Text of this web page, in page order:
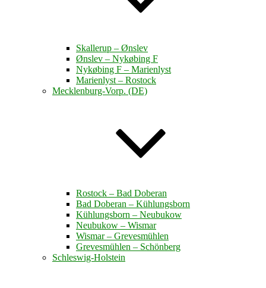
Skallerup – Ønslev
Ønslev – Nykøbing F
Nykøbing F – Marienlyst
Marienlyst – Rostock
Mecklenburg-Vorp. (DE)
Rostock – Bad Doberan
Bad Doberan – Kühlungsborn
Kühlungsborn – Neubukow
Neubukow – Wismar
Wismar – Grevesmühlen
Grevesmühlen – Schönberg
Schleswig-Holstein